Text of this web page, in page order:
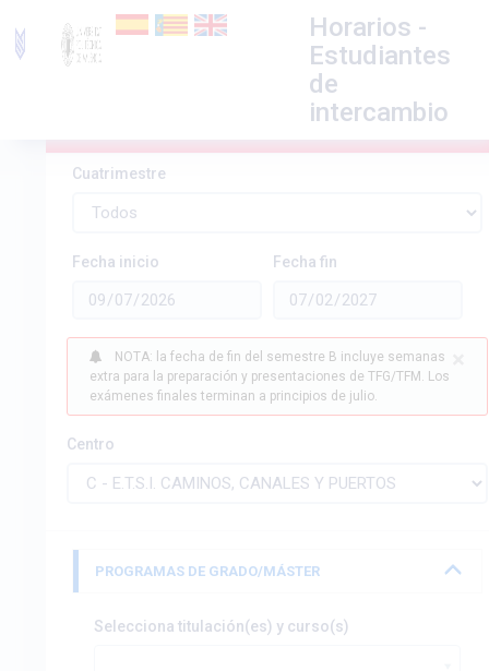
Horarios -
Estudiantes
de
intercambio
Horarios E.T.S.I. CAMINOS, CANALES Y
Cuatrimestre
Fecha inicio Fecha fin
NOTA: la fecha de fin del semestre B incluye semanas
extra para la preparación y presentaciones de TFG/TFM. Los
exámenes finales terminan a principios de julio.
Centro
PROGRAMAS DE GRADO/MÁSTER
Selecciona titulación(es) y curso(s)